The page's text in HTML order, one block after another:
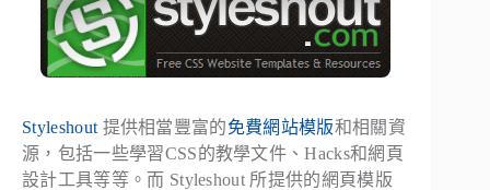
Styleshout 提供相當豐富的免費網站模版和相關資
源，包括一些學習CSS的教學文件、Hacks和網頁
設計工具等等。而 Styleshout 所提供的網頁模版